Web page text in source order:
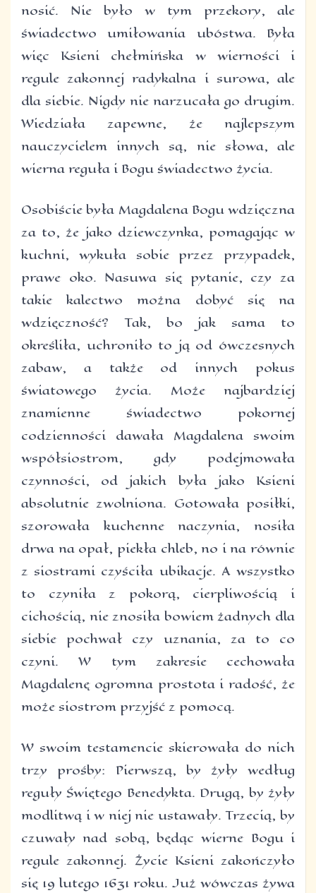
nosić. Nie było w tym przekory, ale
świadectwo umiłowania ubóstwa. Była
więc Ksieni chełmińska w wierności i
regule zakonnej radykalna i surowa, ale
dla siebie. Nigdy nie narzucała go drugim.
Wiedziała zapewne, że najlepszym
nauczycielem innych są, nie słowa, ale
wierna reguła i Bogu świadectwo życia.
Osobiście była Magdalena Bogu wdzięczna
za to, że jako dziewczynka, pomagając w
kuchni, wykuła sobie przez przypadek,
prawe oko. Nasuwa się pytanie, czy za
takie kalectwo można dobyć się na
wdzięczność? Tak, bo jak sama to
określiła, uchroniło to ją od ówczesnych
zabaw, a także od innych pokus
światowego życia. Może najbardziej
znamienne świadectwo pokornej
codzienności dawała Magdalena swoim
współsiostrom, gdy podejmowała
czynności, od jakich była jako Ksieni
absolutnie zwolniona. Gotowała posiłki,
szorowała kuchenne naczynia, nosiła
drwa na opał, piekła chleb, no i na równie
z siostrami czyściła ubikacje. A wszystko
to czyniła z pokorą, cierpliwością i
cichością, nie znosiła bowiem żadnych dla
siebie pochwał czy uznania, za to co
czyni. W tym zakresie cechowała
Magdalenę ogromna prostota i radość, że
może siostrom przyjść z pomocą.
W swoim testamencie skierowała do nich
trzy prośby: Pierwszą, by żyły według
reguły Świętego Benedykta. Drugą, by żyły
modlitwą i w niej nie ustawały. Trzecią, by
czuwały nad sobą, będąc wierne Bogu i
regule zakonnej. Życie Ksieni zakończyło
się 19 lutego 1631 roku. Już wówczas żywa